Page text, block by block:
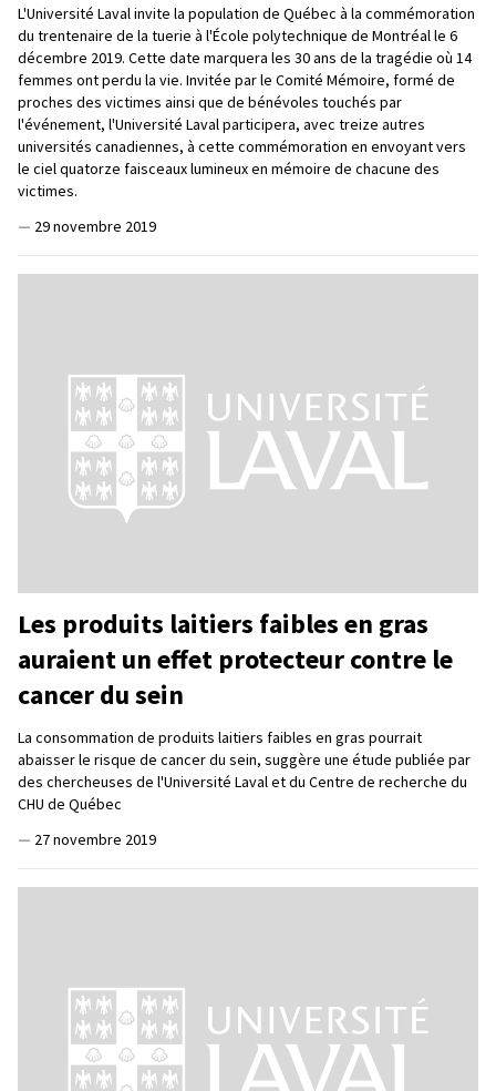
L'Université Laval invite la population de Québec à la commémoration
du trentenaire de la tuerie à l'École polytechnique de Montréal le 6
décembre 2019. Cette date marquera les 30 ans de la tragédie où 14
femmes ont perdu la vie. Invitée par le Comité Mémoire, formé de
proches des victimes ainsi que de bénévoles touchés par
l'événement, l'Université Laval participera, avec treize autres
universités canadiennes, à cette commémoration en envoyant vers
le ciel quatorze faisceaux lumineux en mémoire de chacune des
victimes.
— 29 novembre 2019
Les produits laitiers faibles en gras
auraient un effet protecteur contre le
cancer du sein
La consommation de produits laitiers faibles en gras pourrait
abaisser le risque de cancer du sein, suggère une étude publiée par
des chercheuses de l'Université Laval et du Centre de recherche du
CHU de Québec
— 27 novembre 2019